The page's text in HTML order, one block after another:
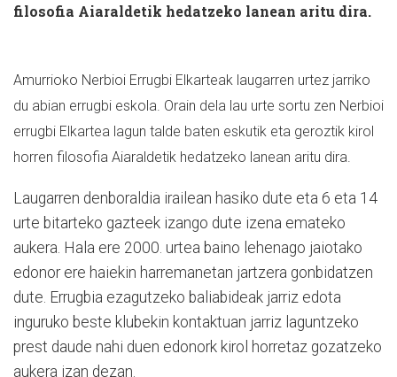
filosofia Aiaraldetik hedatzeko lanean aritu dira.
Amurrioko Nerbioi Errugbi Elkarteak laugarren urtez jarriko
du abian errugbi eskola. Orain dela lau urte sortu zen Nerbioi
errugbi Elkartea lagun talde baten eskutik eta geroztik kirol
horren filosofia Aiaraldetik hedatzeko lanean aritu dira.
Laugarren denboraldia irailean hasiko dute eta 6 eta 14
urte bitarteko gazteek izango dute izena emateko
aukera. Hala ere 2000. urtea baino lehenago jaiotako
edonor ere haiekin harremanetan jartzera gonbidatzen
dute. Errugbia ezagutzeko baliabideak jarriz edota
inguruko beste klubekin kontaktuan jarriz laguntzeko
prest daude nahi duen edonork kirol horretaz gozatzeko
aukera izan dezan.